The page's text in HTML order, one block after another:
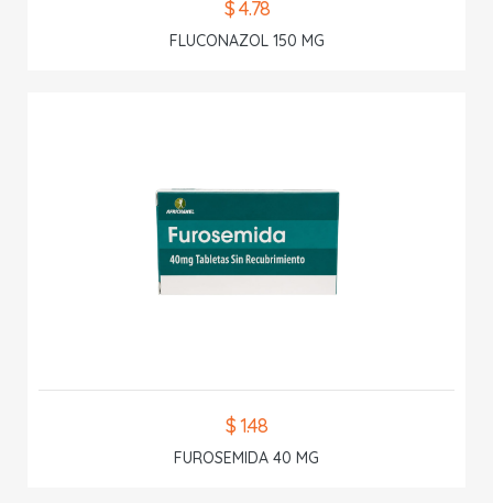
$ 4.78
FLUCONAZOL 150 MG
$ 1.48
FUROSEMIDA 40 MG